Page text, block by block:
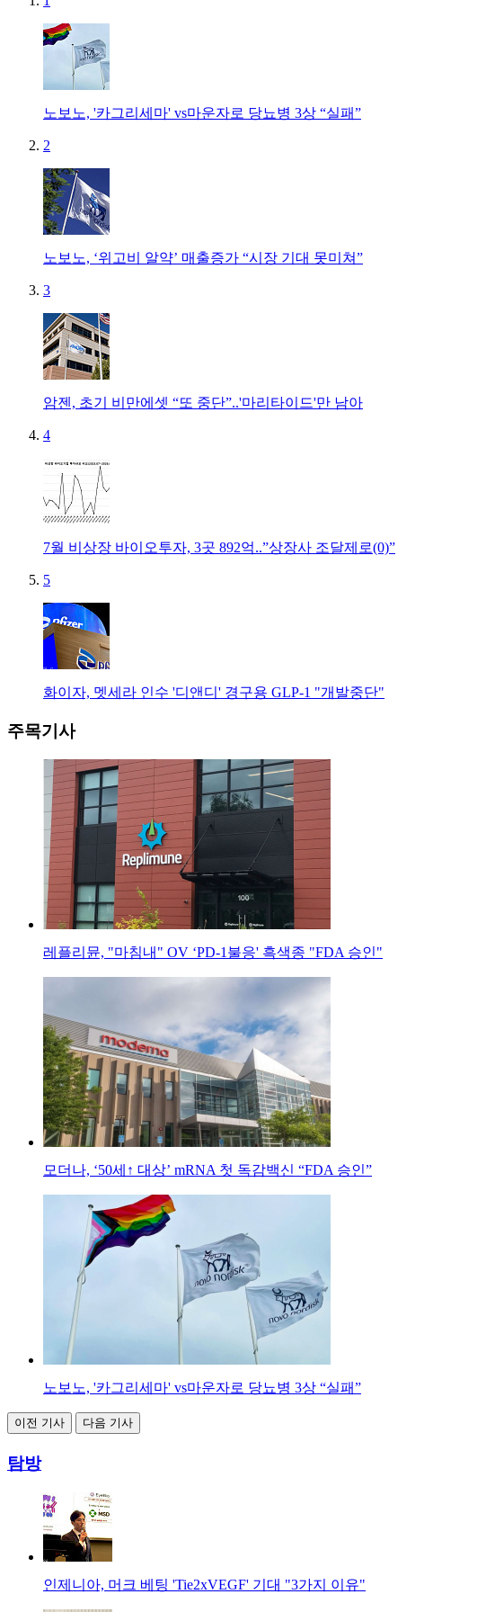
노보노, '카그리세마' vs마운자로 당뇨병 3상 “실패”
2
노보노, ‘위고비 알약’ 매출증가 “시장 기대 못미쳐”
3
암젠, 초기 비만에셋 “또 중단”..'마리타이드'만 남아
4
7월 비상장 바이오투자, 3곳 892억..”상장사 조달제로(0)”
5
화이자, 멧세라 인수 '디앤디' 경구용 GLP-1 "개발중단"
주목기사
레플리뮨, "마침내" OV ‘PD-1불응' 흑색종 "FDA 승인"
모더나, ‘50세↑ 대상’ mRNA 첫 독감백신 “FDA 승인”
노보노, '카그리세마' vs마운자로 당뇨병 3상 “실패”
이전 기사 다음 기사
탐방
인제니아, 머크 베팅 'Tie2xVEGF' 기대 "3가지 이유"